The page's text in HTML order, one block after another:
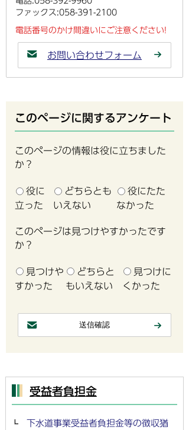
ファックス:058-391-2100
電話番号のかけ間違いにご注意ください!
お問い合わせフォーム
このページに関するアンケート
このページの情報は役に立ちました
か？
役に
立った
どちらとも
いえない
役にたた
なかった
このページは見つけやすかったです
か？
見つけや
すかった
どちらと
もいえない
見つけに
くかった
受益者負担金
下水道事業受益者負担金等の徴収猶